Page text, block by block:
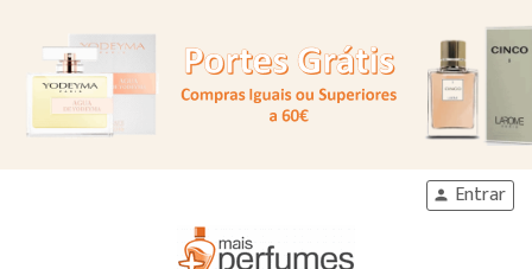
 Entrar